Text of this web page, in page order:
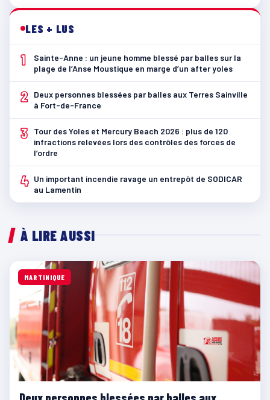
LES + LUS
1
Sainte-Anne : un jeune homme blessé par balles sur la
plage de l’Anse Moustique en marge d’un after yoles
2
Deux personnes blessées par balles aux Terres Sainville
à Fort-de-France
3
Tour des Yoles et Mercury Beach 2026 : plus de 120
infractions relevées lors des contrôles des forces de
l’ordre
4 Un important incendie ravage un entrepôt de SODICAR
au Lamentin
À LIRE AUSSI
MARTINIQUE